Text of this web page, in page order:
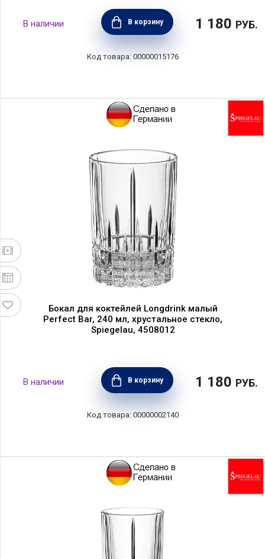
В корзину 1 180 РУБ.
00000015176
Бокал для коктейлей Longdrink малый
Perfect Bar, 240 мл, хрустальное стекло,
Spiegelau, 4508012
В корзину 1 180 РУБ.
00000002140